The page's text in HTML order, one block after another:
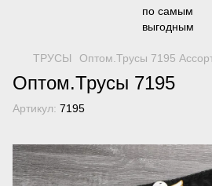
ТРУСЫ Оптом.Трусы 7195
Оптом.Трусы 7195
Артикул: 7195